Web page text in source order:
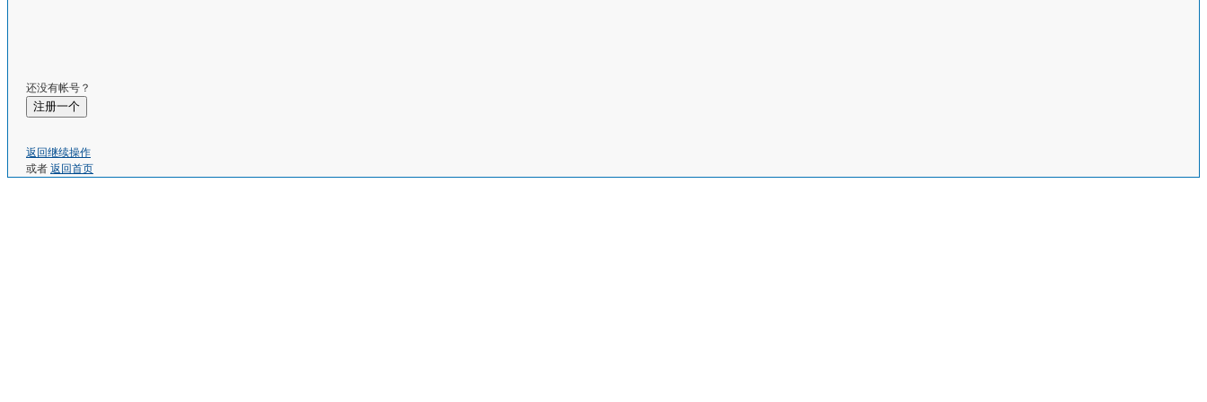
还没有帐号？
注册一个
返回继续操作
或者 返回首页